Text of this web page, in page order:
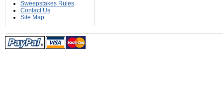
Sweepstakes Rules
Contact Us
Site Map